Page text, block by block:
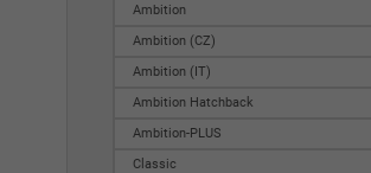
Ambition
Ambition (CZ)
Ambition (IT)
Ambition Hatchback
Ambition-PLUS
Classic